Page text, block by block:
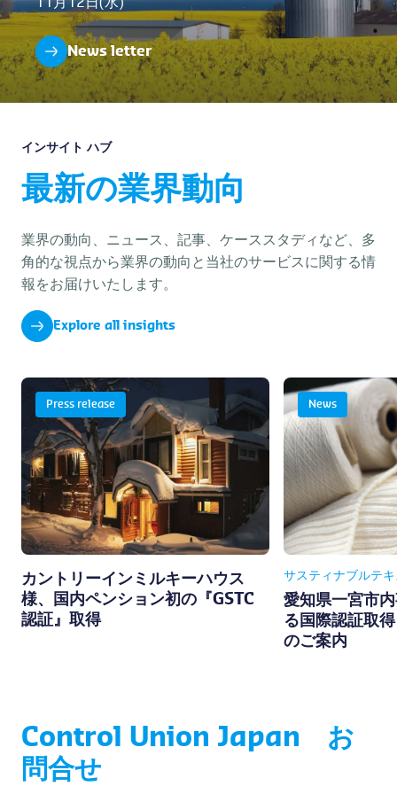
News letter
インサイト ハブ
最新の業界動向
業界の動向、ニュース、記事、ケーススタディなど、多
角的な視点から業界の動向と当社のサービスに関する情
報をお届けいたします。
Explore all insights
Press release
カントリーインミルキーハウス
様、国内ペンション初の『GSTC
認証』取得
News
サスティナブルテ
愛知県一宮市
る国際認証取
のご案内
Control Union Japan お
問合せ